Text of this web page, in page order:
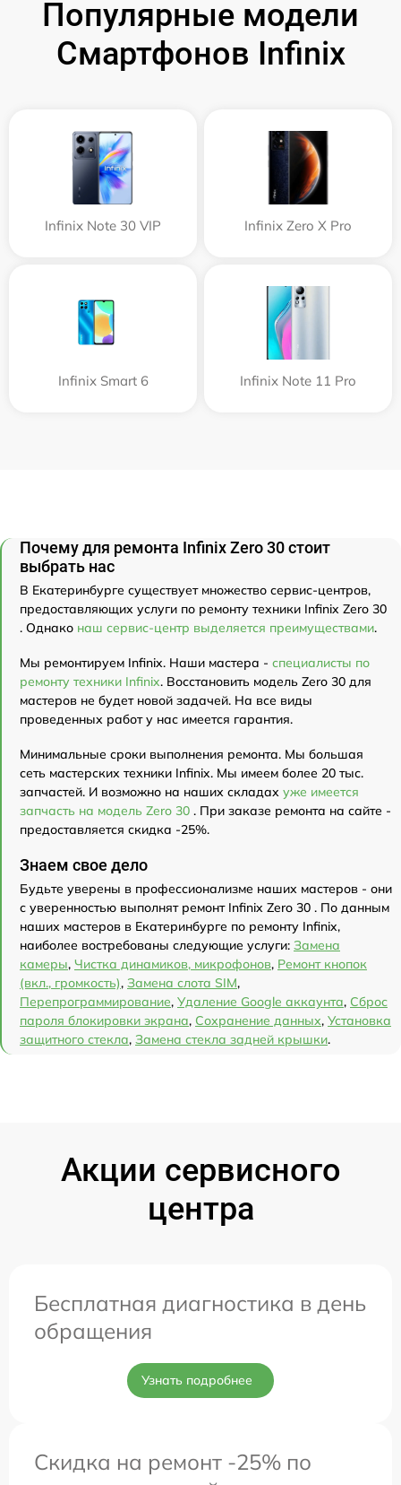
Популярные модели
Смартфонов Infinix
Infinix Note 30 VIP Infinix Zero X Pro
Infinix Smart 6 Infinix Note 11 Pro
Почему для ремонта Infinix Zero 30 стоит
выбрать нас
В Екатеринбурге существует множество сервис-центров,
предоставляющих услуги по ремонту техники Infinix Zero 30
. Однако наш сервис-центр выделяется преимуществами.
Мы ремонтируем Infinix. Наши мастера - специалисты по
ремонту техники Infinix. Восстановить модель Zero 30 для
мастеров не будет новой задачей. На все виды
проведенных работ у нас имеется гарантия.
Минимальные сроки выполнения ремонта. Мы большая
сеть мастерских техники Infinix. Мы имеем более 20 тыс.
запчастей. И возможно на наших складах уже имеется
запчасть на модель Zero 30 . При заказе ремонта на сайте -
предоставляется скидка -25%.
Знаем свое дело
Будьте уверены в профессионализме наших мастеров - они
с уверенностью выполнят ремонт Infinix Zero 30 . По данным
наших мастеров в Екатеринбурге по ремонту Infinix,
наиболее востребованы следующие услуги: Замена
камеры, Чистка динамиков, микрофонов, Ремонт кнопок
(вкл., громкость), Замена слота SIM,
Перепрограммирование, Удаление Google аккаунта, Сброс
пароля блокировки экрана, Сохранение данных, Установка
защитного стекла, Замена стекла задней крышки.
Акции сервисного
центра
Бесплатная диагностика в день
обращения
Узнать подробнее
Скидка на ремонт -25% по